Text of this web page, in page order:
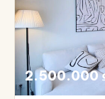
2.500.000